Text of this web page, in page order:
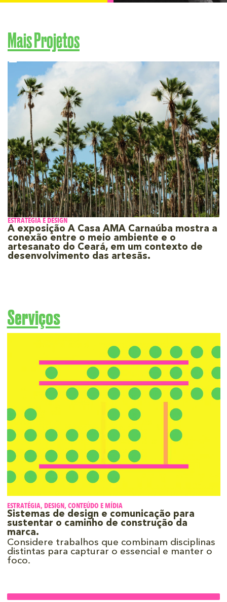
Mais Projetos
ESTRATÉGIA E DESIGN
A exposição A Casa AMA Carnaúba mostra a
conexão entre o meio ambiente e o
artesanato do Ceará, em um contexto de
desenvolvimento das artesãs.
Serviços
ESTRATÉGIA, DESIGN, CONTEÚDO E MÍDIA
Sistemas de design e comunicação para
sustentar o caminho de construção da
marca.
Considere trabalhos que combinam disciplinas
distintas para capturar o essencial e manter o
foco.